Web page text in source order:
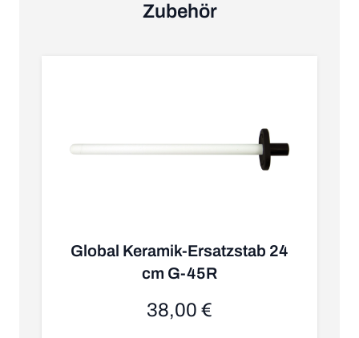
Zubehör
Global Keramik-Ersatzstab 24
cm G-45R
38,00 €